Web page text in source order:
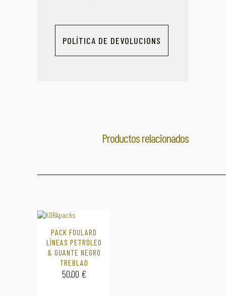
POLÍTICA DE DEVOLUCIONS
Productos relacionados
PACK FOULARD
LÍNEAS PETRÓLEO
& GUANTE NEGRO
TREBLAD
50,00 €